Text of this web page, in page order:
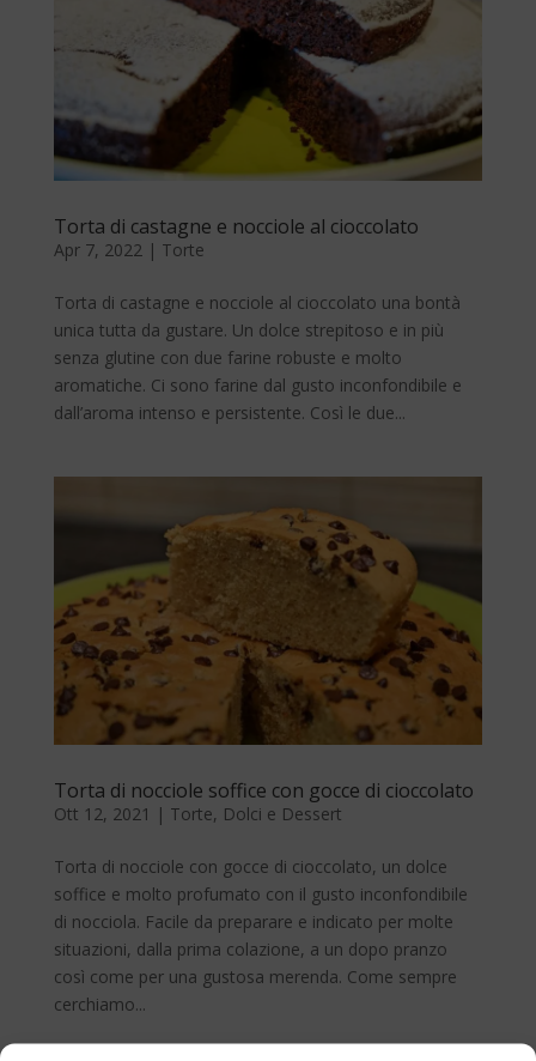
Torta di castagne e nocciole al cioccolato
Apr 7, 2022| Torte
Torta di castagne e nocciole al cioccolato una bontà
unica tutta da gustare. Un dolce strepitoso e in più
senza glutine con due farine robuste e molto
aromatiche. Ci sono farine dal gusto inconfondibile e
dall’aroma intenso e persistente. Così le due...
Torta di nocciole soffice con gocce di cioccolato
Ott 12, 2021 | Torte, Dolci e Dessert
Torta di nocciole con gocce di cioccolato, un dolce
soffice e molto profumato con il gusto inconfondibile
di nocciola. Facile da preparare e indicato per molte
situazioni, dalla prima colazione, a un dopo pranzo
così come per una gustosa merenda. Come sempre
cerchiamo...